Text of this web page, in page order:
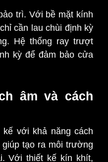
trì. Với bề mặt kính
cần lau chùi định kỳ
Hệ thống ray trượt
kỳ để đảm bảo cửa
âm và cách
với khả năng cách
tạo ra môi trường
Với thiết kế kín khít,